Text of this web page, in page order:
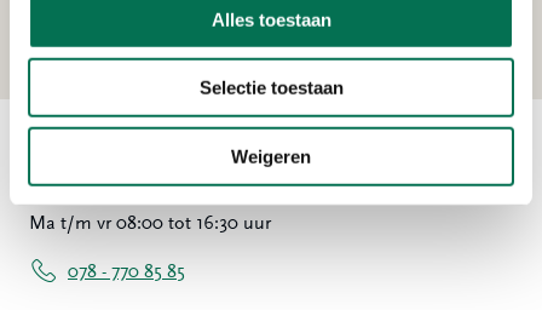
Alles toestaan
Selectie toestaan
Weigeren
Uilenvlietsehaven 1, 2995 BE Heerjansdam
Contact
Ma t/m vr 08:00 tot 16:30 uur
078 - 770 85 85